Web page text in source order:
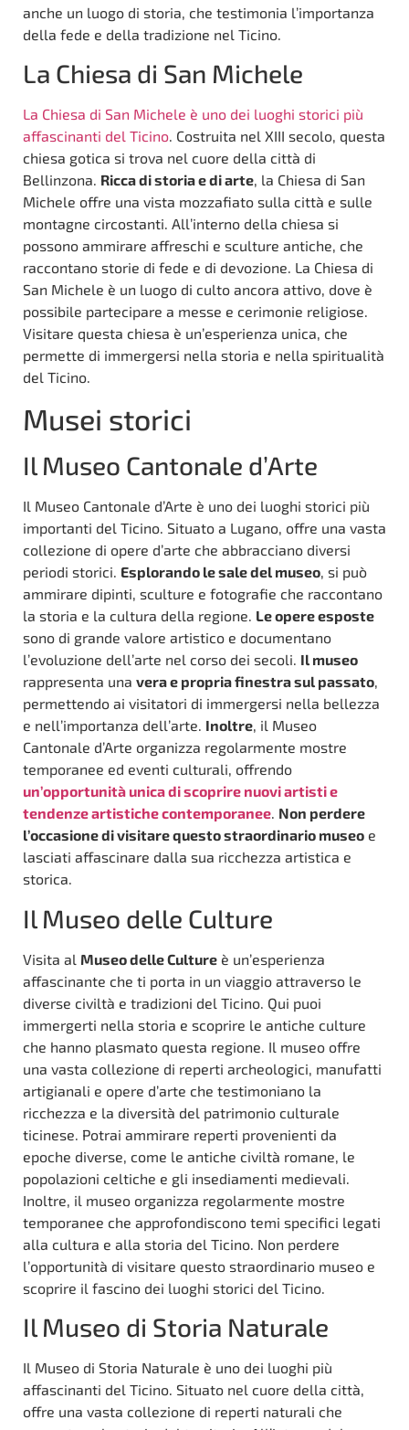
anche un luogo di storia, che testimonia l’importanza
della fede e della tradizione nel Ticino.
La Chiesa di San Michele
La Chiesa di San Michele è uno dei luoghi storici più
affascinanti del Ticino. Costruita nel XIII secolo, questa
chiesa gotica si trova nel cuore della città di
Bellinzona. Ricca di storia e di arte, la Chiesa di San
Michele offre una vista mozzafiato sulla città e sulle
montagne circostanti. All’interno della chiesa si
possono ammirare affreschi e sculture antiche, che
raccontano storie di fede e di devozione. La Chiesa di
San Michele è un luogo di culto ancora attivo, dove è
possibile partecipare a messe e cerimonie religiose.
Visitare questa chiesa è un’esperienza unica, che
permette di immergersi nella storia e nella spiritualità
del Ticino.
Musei storici
Il Museo Cantonale d’Arte
Il Museo Cantonale d’Arte è uno dei luoghi storici più
importanti del Ticino. Situato a Lugano, offre una vasta
collezione di opere d’arte che abbracciano diversi
periodi storici. Esplorando le sale del museo, si può
ammirare dipinti, sculture e fotografie che raccontano
la storia e la cultura della regione. Le opere esposte
sono di grande valore artistico e documentano
l’evoluzione dell’arte nel corso dei secoli. Il museo
rappresenta una vera e propria finestra sul passato,
permettendo ai visitatori di immergersi nella bellezza
e nell’importanza dell’arte. Inoltre, il Museo
Cantonale d’Arte organizza regolarmente mostre
temporanee ed eventi culturali, offrendo
un’opportunità unica di scoprire nuovi artisti e
tendenze artistiche contemporanee. Non perdere
l’occasione di visitare questo straordinario museo e
lasciati affascinare dalla sua ricchezza artistica e
storica.
Il Museo delle Culture
Visita al Museo delle Culture è un’esperienza
affascinante che ti porta in un viaggio attraverso le
diverse civiltà e tradizioni del Ticino. Qui puoi
immergerti nella storia e scoprire le antiche culture
che hanno plasmato questa regione. Il museo offre
una vasta collezione di reperti archeologici, manufatti
artigianali e opere d’arte che testimoniano la
ricchezza e la diversità del patrimonio culturale
ticinese. Potrai ammirare reperti provenienti da
epoche diverse, come le antiche civiltà romane, le
popolazioni celtiche e gli insediamenti medievali.
Inoltre, il museo organizza regolarmente mostre
temporanee che approfondiscono temi specifici legati
alla cultura e alla storia del Ticino. Non perdere
l’opportunità di visitare questo straordinario museo e
scoprire il fascino dei luoghi storici del Ticino.
Il Museo di Storia Naturale
Il Museo di Storia Naturale è uno dei luoghi più
affascinanti del Ticino. Situato nel cuore della città,
offre una vasta collezione di reperti naturali che